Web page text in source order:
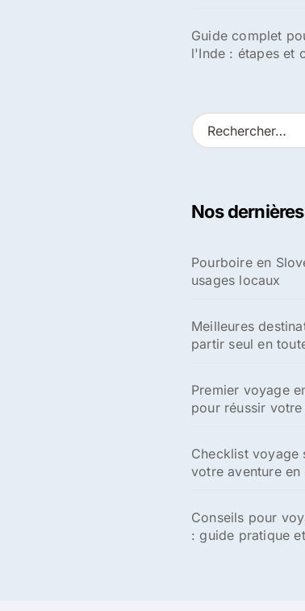
Guide complet
l'Inde : étapes et
R
e
r
e
r
Nos
Pourboire en
usages locaux
Meilleures
partir seul en
Premier voyage
pour réussir
Checklist
votre aventure en
Conseils pour
: guide pratique